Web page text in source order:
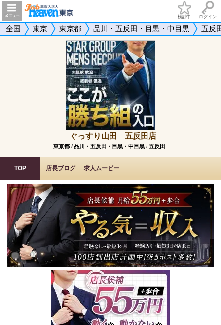
検討中 ログイン
全国 東京 東京都 品川・五反田・目黒・中目黒 五反
ぐっすり山田 五反田店
東京都 / 品川・五反田・目黒・中目黒 / 五反田
TOP 店長ブログ 求人ムービー